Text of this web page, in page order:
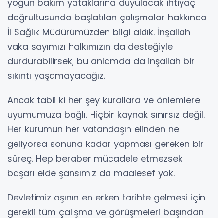
yoğun bakım yataklarına duyulacak ihtiyaç
doğrultusunda başlatılan çalışmalar hakkında
İl Sağlık Müdürümüzden bilgi aldık. İnşallah
vaka sayımızı halkımızın da desteğiyle
durdurabilirsek, bu anlamda da inşallah bir
sıkıntı yaşamayacağız.
Ancak tabii ki her şey kurallara ve önlemlere
uyumumuza bağlı. Hiçbir kaynak sınırsız değil.
Her kurumun her vatandaşın elinden ne
geliyorsa sonuna kadar yapması gereken bir
süreç. Hep beraber mücadele etmezsek
başarı elde şansımız da maalesef yok.
Devletimiz aşının en erken tarihte gelmesi için
gerekli tüm çalışma ve görüşmeleri başından